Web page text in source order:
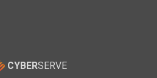
CYBERSERVE